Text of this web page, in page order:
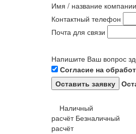
Имя / название компании
Контактный телефон
Почта для связи
Напишите Ваш вопрос
Согласие на
Наличный
расчёт Безналичный
расчёт